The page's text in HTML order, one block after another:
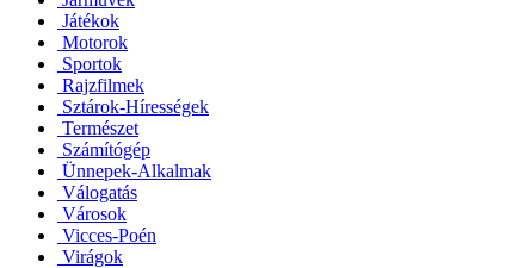
Játékok
Motorok
Sportok
Rajzfilmek
Sztárok-Hírességek
Természet
Számítógép
Ünnepek-Alkalmak
Válogatás
Városok
Vicces-Poén
Virágok